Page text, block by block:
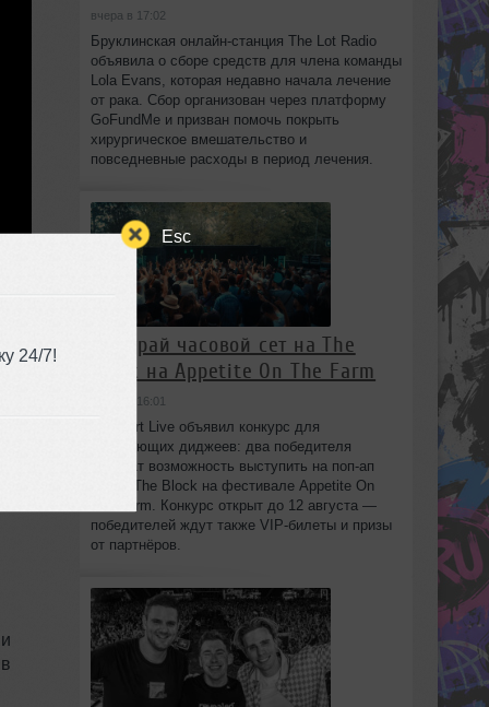
Esc
24/7!
вчера в 17:02
Бруклинская онлайн-станция The Lot Radio
объявила о сборе средств для члена команды
Lola Evans, которая недавно начала лечение
от рака. Сбор организован через платформу
GoFundMe и призван помочь покрыть
хирургическое вмешательство и
повседневные расходы в период лечения.
Выиграй часовой сет на The
Block на Appetite On The Farm
вчера в 16:01
Beatport Live объявил конкурс для
начинающих диджеев: два победителя
получат возможность выступить на поп‑ап
сцене The Block на фестивале Appetite On
The Farm. Конкурс открыт до 12 августа —
победителей ждут также VIP‑билеты и призы
от партнёров.